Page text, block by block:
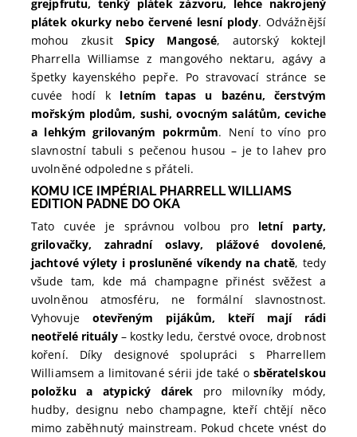
grejpfrutu, tenký plátek zázvoru, lehce nakrojený
plátek okurky nebo červené lesní plody. Odvážnější
mohou zkusitSpicy Mangosé, autorský koktejl
Pharrella Williamse z mangového nektaru, agávy a
špetky kayenského pepře. Po stravovací stránce se
cuvée hodí k letním tapas u bazénu, čerstvým
mořským plodům, sushi, ovocným salátům, ceviche
a lehkým grilovaným pokrmům. Není to víno pro
slavnostní tabuli s pečenou husou – je to lahev pro
uvolněné odpoledne s přáteli.
KOMU ICE IMPÉRIAL PHARRELL WILLIAMS
EDITION PADNE DO OKA
Tato cuvée je správnou volbou pro letní party,
grilovačky, zahradní oslavy, plážové dovolené,
jachtové výlety i prosluněné víkendy na chatě, tedy
všude tam, kde má champagne přinést svěžest a
uvolněnou atmosféru, ne formální slavnostnost.
Vyhovuje otevřeným pijákům, kteří mají rádi
neotřelé rituály– kostky ledu, čerstvé ovoce, drobnost
koření. Díky designové spolupráci s Pharrellem
Williamsem a limitované sérii jde také o sběratelskou
položku a atypický dárek pro milovníky módy,
hudby, designu nebo champagne, kteří chtějí něco
mimo zaběhnutý mainstream. Pokud chcete vnést do